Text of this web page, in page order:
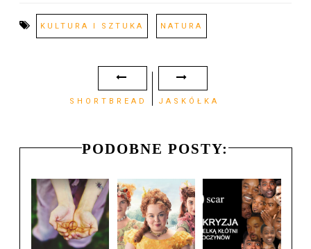
KULTURA I SZTUKA NATURA
SHORTBREAD JASKÓŁKA
PODOBNE POSTY: